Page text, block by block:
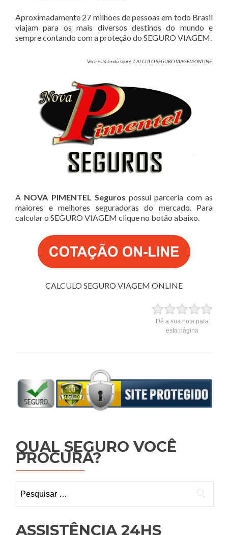
Aproximadamente 27 milhões de pessoas em todo Brasil
viajam para os mais diversos destinos do mundo e
sempre contando com a proteção do SEGURO VIAGEM.
Você está lendo sobre: CALCULO SEGURO VIAGEM ONLINE.
A NOVA PIMENTEL Seguros possui parceria com as
maiores e melhores seguradoras do mercado. Para
calcular o SEGURO VIAGEM clique no botão abaixo.
CALCULO SEGURO VIAGEM ONLINE
Dê a sua nota para
esta página
QUAL SEGURO VOCÊ
PROCURA?
por:
ASSISTÊNCIA 24HS